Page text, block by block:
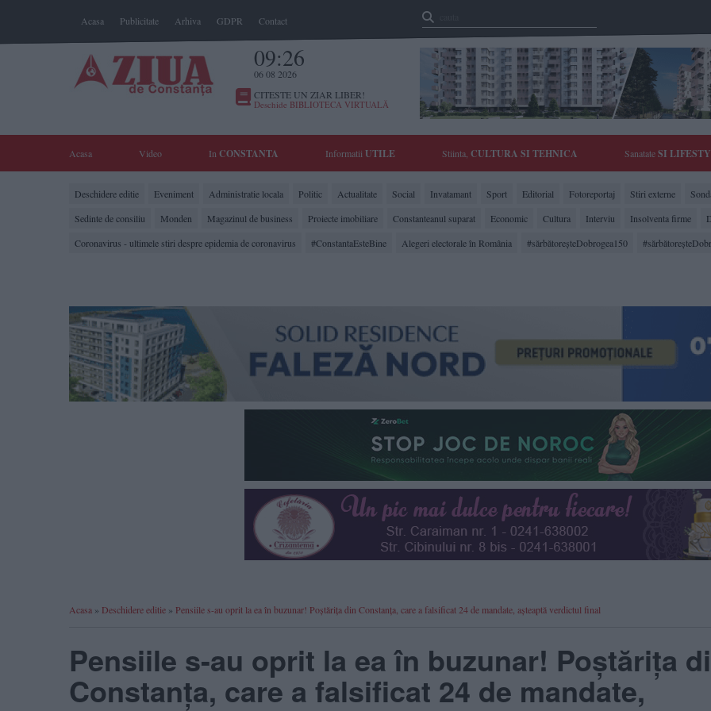
Acasa Publicitate Arhiva GDPR Contact
09:26
06 08 2026
CITESTE UN ZIAR LIBER!
Deschide BIBLIOTECA VIRTUALĂ
Acasa Video In CONSTANTA Informatii UTILE Stiinta, CULTURA SI TEHNICA SanatateSI
Deschidere editie Eveniment Administratie locala Politic Actualitate Social Invatamant Sport Editorial Fotoreportaj Stiri externe
Sedinte de consiliu
Monden Magazinul de business Proiecte imobiliare Constanteanul suparat Economic Cultura Interviu Insolventa firme
Coronavirus - ultimele stiri despre epidemia de coronavirus
#ConstantaEsteBine Alegeri electorale în România #sărbătoreşteDobrogea150
Acasa » Deschidere editie » Pensiile s-au oprit la ea în buzunar! Poștărița din Constanța, care a falsificat 24 de mandate, așteaptă verdictul final
Pensiile s-au oprit la ea în buzunar! Poștărița
Constanța, care a falsificat 24 de mandate,